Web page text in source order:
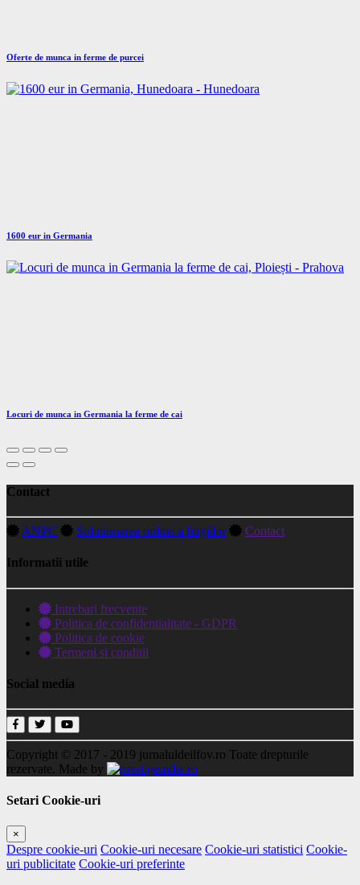
Oferte de munca in ferme de purcei
1600 eur in Germania
Locuri de munca in Germania la ferme de cai
Contact
ANPC Solutionarea online a litigiilor Contact
Informatii utile
Intrebari frecvente
Politica de confidentialitate - GDPR
Politica de cookie
Termeni si conditii
Social media
Copyright © 2017 - 2019 jurnaluldeilfov.ro Toate drepturile
rezervate. Made by
Setari Cookie-uri
×
Despre cookie-uri Cookie-uri necesare Cookie-uri statistici Cookie-
uri publicitate Cookie-uri preferinte